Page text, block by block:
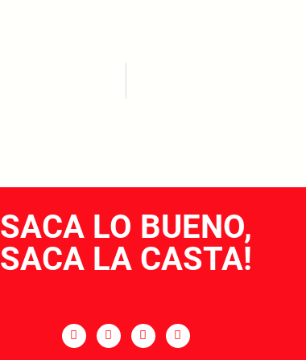
SACA LO BUENO,
SACA LA CASTA!